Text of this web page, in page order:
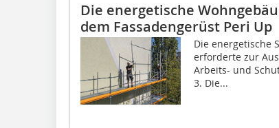
Die energetische
dem Fassadengerüst Peri Up
Die energetische
erforderte zur
Arbeits- und
3. Die...